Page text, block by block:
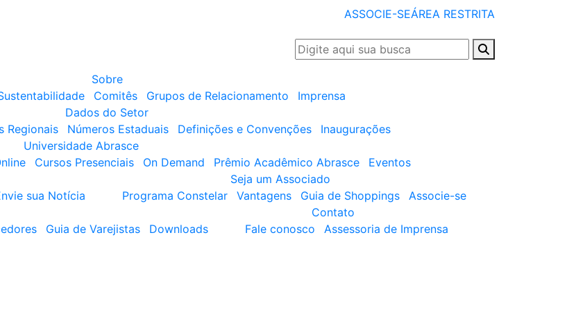
ASSOCIE-SEÁREA RESTRITA
Sobre
Comitês Grupos de Relacionamento
Imprensa
Dados do Setor
Regionais Números Estaduais Definições e Convenções
Inaugurações
Universidade Abrasce
Cursos Presenciais On Demand Prêmio Acadêmico Abrasce
Eventos
sua Notícia
Seja um Associado
Programa Constelar
Vantagens Guia de Shoppings
Associe-se
Guia de Varejistas Downloads
Contato
Fale conosco
Assessoria de Imprensa